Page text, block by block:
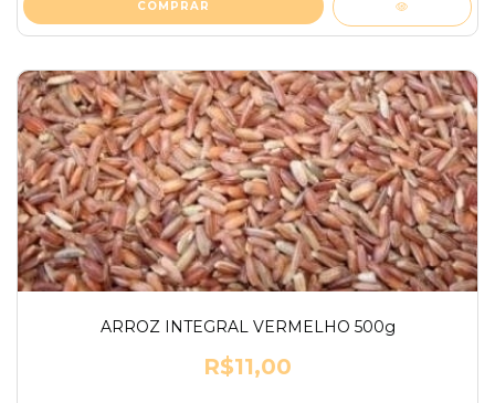
ARROZ INTEGRAL VERMELHO 500g
R$11,00